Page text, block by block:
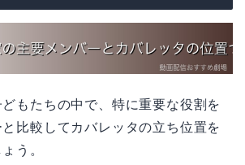
もたちの中で、特に重要な役割を
比較してカバレッタの立ち位置を
う。